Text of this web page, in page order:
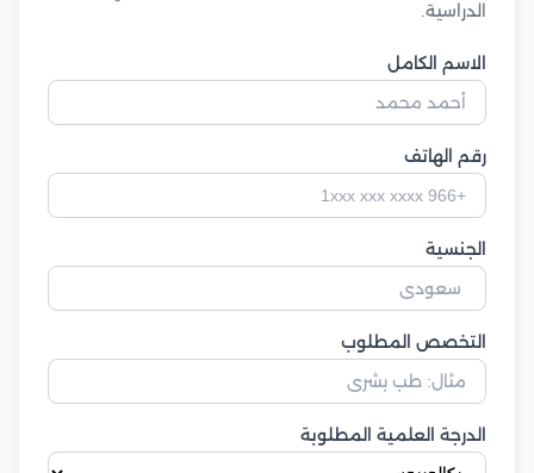
الدراسية.
الاسم الكامل
رقم الهاتف
الجنسية
التخصص المطلوب
الدرجة العلمية المطلوبة